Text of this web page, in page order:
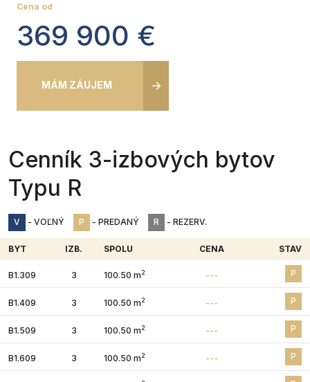
MÁM ZÁUJEM
Cena od
369 900 €
Cenník 3-izbových bytov
Typu R
V - VOĽNÝ P - PREDANÝ R - REZERV.
BYT IZB. SPOLU CENA STAV
B1.309 3 100.50 m2 --- P
B1.409 3 100.50 m2 --- P
B1.509 3 100.50 m2 --- P
B1.609 3 100.50 m2 --- P